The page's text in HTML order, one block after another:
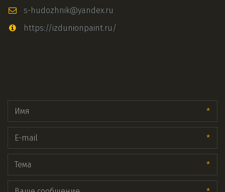
s-hudozhnik@yandex.ru
https://izdunionpaint.ru/
*
*
*